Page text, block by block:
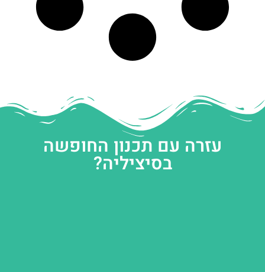
עזרה עם תכנון החופשה
בסיציליה?